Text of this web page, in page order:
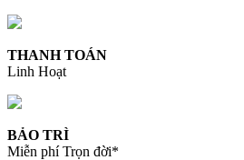
THANH TOÁN
Linh Hoạt
BẢO TRÌ
Miễn phí Trọn đời*